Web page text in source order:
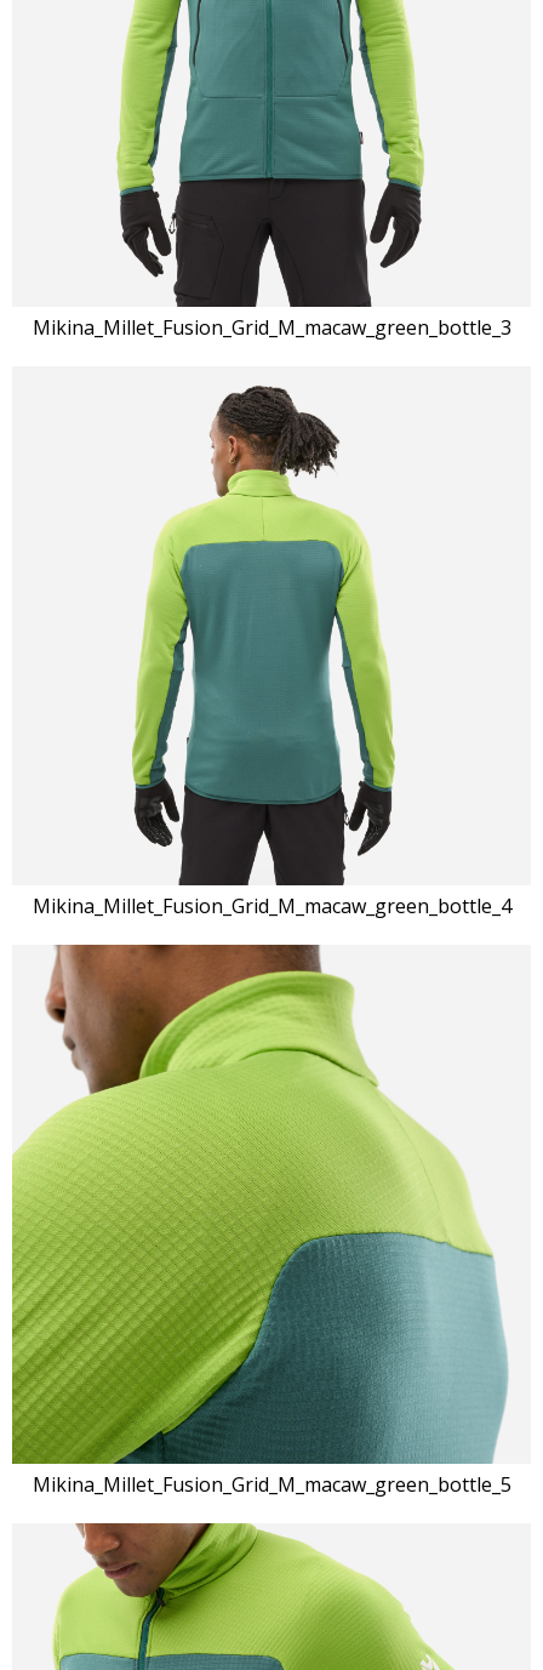
Mikina_Millet_Fusion_Grid_M_macaw_green_bottle_3
Mikina_Millet_Fusion_Grid_M_macaw_green_bottle_4
Mikina_Millet_Fusion_Grid_M_macaw_green_bottle_5